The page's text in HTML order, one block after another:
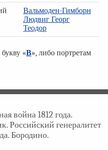
Вальмоден-Гимборн
Людвиг Георг
Теодор
«В», либо портретам
война 1812 года.
Российский генералитет
Бородино.